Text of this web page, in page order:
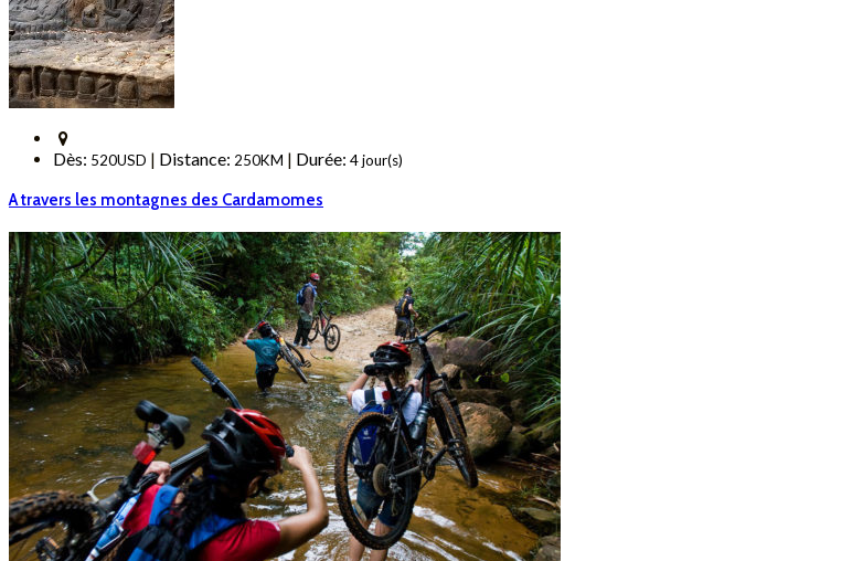
Dès: 520USD | Distance: 250KM | Durée: 4 jour(s)
A travers les montagnes des Cardamomes